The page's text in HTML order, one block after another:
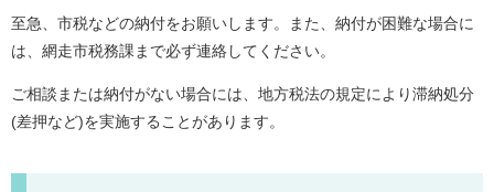
​至急、市税などの納付をお願いします。また、納付が困難な場合に
は、網走市税務課まで必ず連絡してください。
ご相談または納付がない場合には、地方税法の規定により滞納処分
(差押など)を実施することがあります。